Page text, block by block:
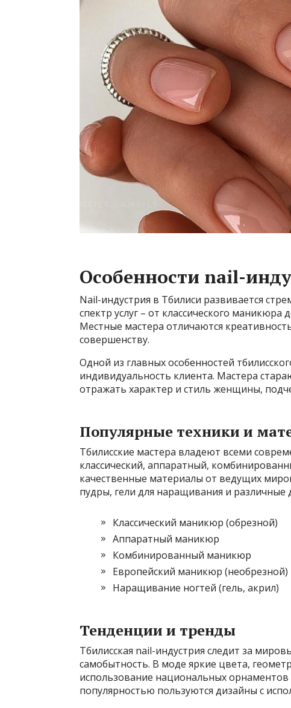
Особенности nail-
Nail-индустрия в Тбилиси развивается
спектр услуг – от классического
Местные мастера отличаются
совершенству.
Одной из главных особенностей
индивидуальность клиента. Мастера
отражать характер и стиль женщины,
Популярные техники и
Тбилисские мастера владеют всеми
классический, аппаратный,
качественные материалы от ведущих
пудры, гели для наращивания и
Классический маникюр (обрезной)
Аппаратный маникюр
Комбинированный маникюр
Европейский маникюр (необрезной)
Наращивание ногтей (гель, акрил)
Тенденции и тренды
Тбилисская nail-индустрия следит за
самобытность. В моде яркие цвета,
использование национальных
популярностью пользуются дизайны с